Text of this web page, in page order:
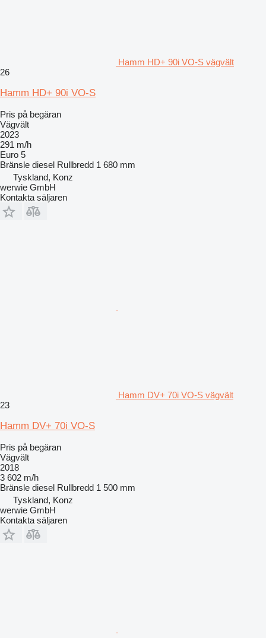
Hamm HD+ 90i VO-S vägvält
26
Hamm HD+ 90i VO-S
Pris på begäran
Vägvält
2023
291 m/h
Euro 5
Bränsle diesel Rullbredd 1 680 mm
Tyskland, Konz
werwie GmbH
Kontakta säljaren
Hamm DV+ 70i VO-S vägvält
23
Hamm DV+ 70i VO-S
Pris på begäran
Vägvält
2018
3 602 m/h
Bränsle diesel Rullbredd 1 500 mm
Tyskland, Konz
werwie GmbH
Kontakta säljaren